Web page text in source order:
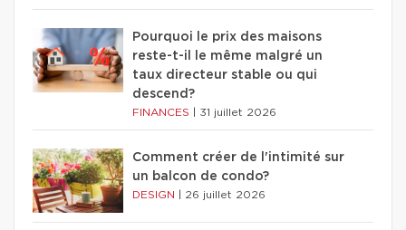
Pourquoi le prix des maisons
reste-t-il le même malgré un
taux directeur stable ou qui
descend?
FINANCES 31 juillet 2026
Comment créer de l'intimité sur
un balcon de condo?
DESIGN 26 juillet 2026